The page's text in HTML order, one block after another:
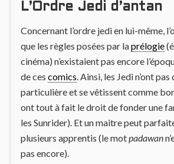
L’Ordre Jedi d’antan
Concernant l’ordre jedi en lui-même,
que les règles posées par laprélogie
cinéma) n’existaient pas encore
de ces comics . Ainsi, les Jedi n’ont
particulière et se vêtissent comme
ont tout à fait le droit de fonder une
les Sunrider). Et un maitre peut
plusieurs apprentis (le motpadawan
pas encore).